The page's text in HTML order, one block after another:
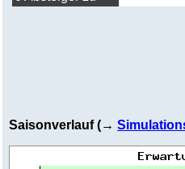
Saisonverlauf (→